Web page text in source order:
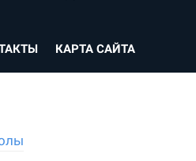
КАРТА САЙТА